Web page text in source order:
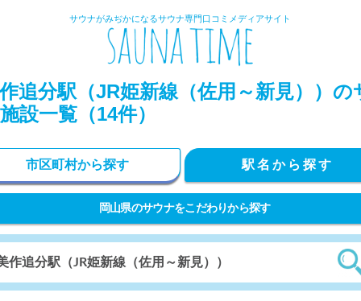
サウナがみぢかになるサウナ専門口コミメディアサイト
追分駅（JR姫新線（佐用～新見））の
設一覧（14件）
市区町村から探す 駅名から探す
岡山県のサウナをこだわりから探す